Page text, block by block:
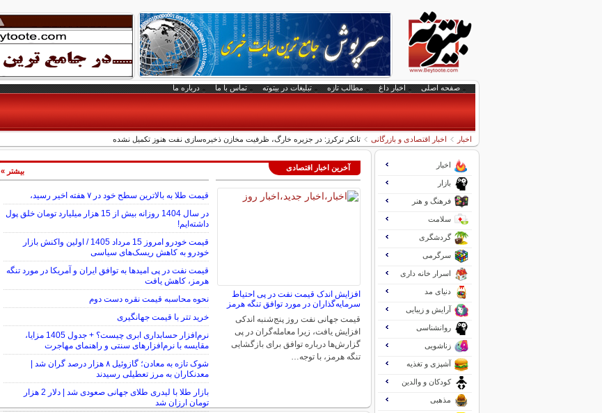
صفحه اصلی اخبار داغ مطالب تازه تبلیغات در بیتوته تماس با ما درباره ما
اخبار اخبار اقتصادی و بازرگانی تانکر ترکرز: در جزیره خارگ، ظرفیت مخازن ذخیره‌سازی نفت هنوز تکمیل نشده
آخرین اخبار اقتصادی
افزایش اندک قیمت نفت در پی احتیاط
سرمایه‌گذاران در مورد توافق تنگه هرمز
قیمت جهانی نفت روز پنج‌شنبه اندکی
افزایش یافت، زیرا معامله‌گران در پی
گزارش‌ها درباره توافق برای بازگشایی
تنگه هرمز، با توجه…
قیمت طلا به بالاترین سطح خود در ۷ هفته اخیر رسید،
در سال 1404 روزانه بیش از 15 هزار میلیارد تومان خلق پول
داشته‌ایم!
قیمت خودرو امروز 15 مرداد 1405 / اولین واکنش بازار
خودرو به کاهش ریسک‌های سیاسی
قیمت نفت در پی امیدها به توافق ایران و آمریکا در مورد تنگه
هرمز، کاهش یافت
نحوه محاسبه قیمت نقره دست دوم
خرید تتر با قیمت جهانگیری
نرم‌افزار حسابداری ابری چیست؟ + جدول 1405 مزایا،
مقایسه با نرم‌افزارهای سنتی و راهنمای مهاجرت
شوک تازه به معادن؛ گازوئیل ۸ هزار درصد گران شد |
معدنکاران به مرز تعطیلی رسیدند
بازار طلا با لیدری طلای جهانی صعودی شد | دلار 2 هزار
تومان ارزان شد
بیشتر »
اخبار
بازار
فرهنگ و هنر
سلامت
گردشگری
سرگرمی
اسرار خانه داری
دنیای مد
آرایش و زیبایی
روانشناسی
زناشویی
آشپزی و تغذیه
کودکان و والدین
مذهبی